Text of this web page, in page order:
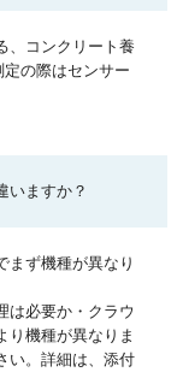
、コンクリート養
の際はセンサー
いますか？
まず機種が異なり
は必要か・クラウ
り機種が異なりま
い。詳細は、添付